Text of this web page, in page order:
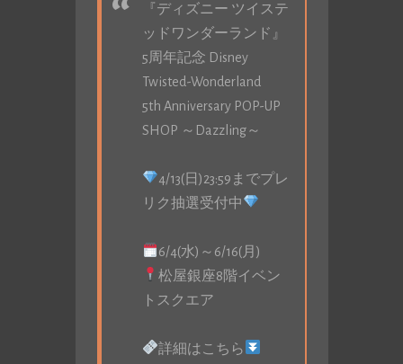
『ディズニー ツイステ
ッドワンダーランド』
5周年記念 Disney
Twisted-Wonderland
5th Anniversary POP-UP
SHOP ～Dazzling～
4/13(日)23:59までプレ
リク抽選受付中
6/4(水)～6/16(月)
松屋銀座8階イベン
トスクエア
詳細はこちら